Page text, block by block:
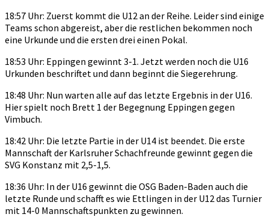
18:57 Uhr: Zuerst kommt die U12 an der Reihe. Leider sind einige
Teams schon abgereist, aber die restlichen bekommen noch
eine Urkunde und die ersten drei einen Pokal.
18:53 Uhr: Eppingen gewinnt 3-1. Jetzt werden noch die U16
Urkunden beschriftet und dann beginnt die Siegerehrung.
18:48 Uhr: Nun warten alle auf das letzte Ergebnis in der U16.
Hier spielt noch Brett 1 der Begegnung Eppingen gegen
Vimbuch.
18:42 Uhr: Die letzte Partie in der U14 ist beendet. Die erste
Mannschaft der Karlsruher Schachfreunde gewinnt gegen die
SVG Konstanz mit 2,5-1,5.
18:36 Uhr: In der U16 gewinnt die OSG Baden-Baden auch die
letzte Runde und schafft es wie Ettlingen in der U12 das Turnier
mit 14-0 Mannschaftspunkten zu gewinnen.